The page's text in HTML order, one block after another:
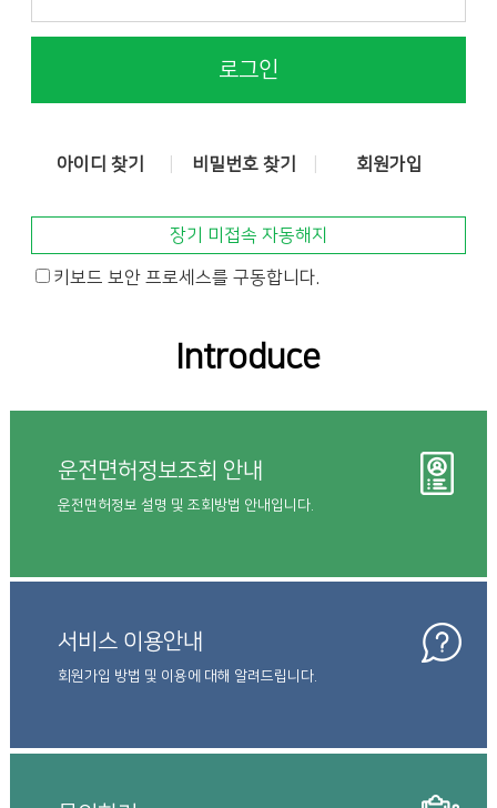
로그인
아이디 찾기 비밀번호 찾기 회원가입
장기 미접속 자동해지
키보드 보안 프로세스를 구동합니다.
Introduce
운전면허정보조회 안내
운전면허정보 설명 및 조회방법 안내입니다.
서비스 이용안내
회원가입 방법 및 이용에 대해 알려드립니다.